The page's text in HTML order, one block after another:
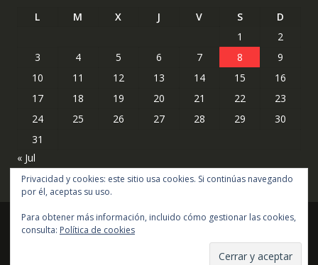
L M X J V S
D
1
2
3
4 5 6 7 8
9
10
11 12 13 14 15
16
17
18 19 20 21 22
23
24
25 26 27 28 29
30
31
« Jul
Copyright © todos los derechos reservados
Acme Themes
Privacidad y cookies: este sitio usa cookies. Si continúas navegando
por él, aceptas su uso.
Para obtener más información, incluido cómo gestionar las cookies,
consulta: Política de cookies